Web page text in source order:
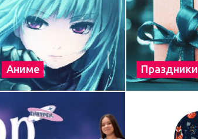
Аниме Праздники